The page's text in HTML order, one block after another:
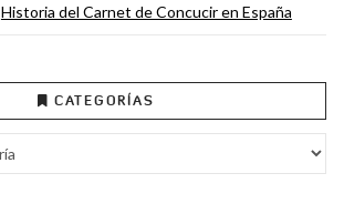
Historia del Carnet de Concucir en España
CATEGORÍAS